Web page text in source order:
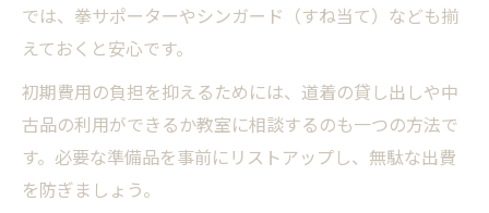
では、拳サポーターやシンガード（すね当て）なども揃
えておくと安心です。
初期費用の負担を抑えるためには、道着の貸し出しや中
古品の利用ができるか教室に相談するのも一つの方法で
す。必要な準備品を事前にリストアップし、無駄な出費
を防ぎましょう。